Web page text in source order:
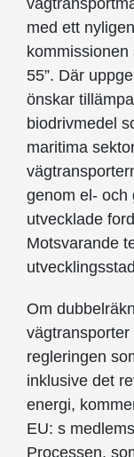
med ett
kommissionen
55”. Där
önskar
biodrivmedel
maritima
genom el- och
utvecklade
Motsvarande
Om
regleringen
inklusive det
energi,
EU: s
Processen,